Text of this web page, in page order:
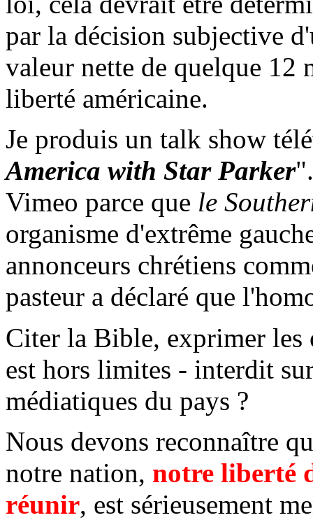
par la décision subjective
valeur nette de quelque 12
liberté américaine.
Je produis un talk show
America with Star Parker
Vimeo parce que le
organisme d'extrême
annonceurs chrétiens
pasteur a déclaré que
Citer la Bible, exprimer
est hors limites - interdit
médiatiques du pays ?
Nous devons reconnaître
notre nation, notre liberté
réunir, est sérieusement